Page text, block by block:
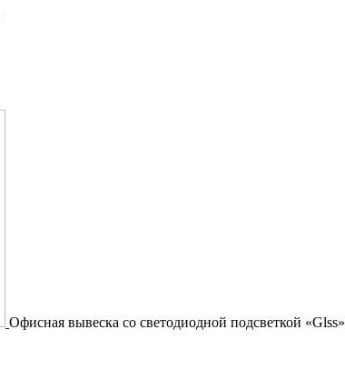
Офисная вывеска со светодиодной подсветкой «Glss»